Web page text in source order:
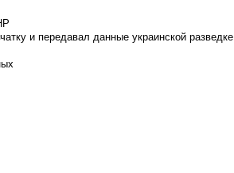
и передавал данные украинской разведке